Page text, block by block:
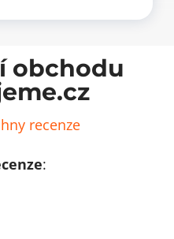
obchodu
recenze
: